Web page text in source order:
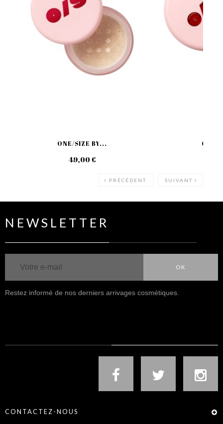
ONE/SIZE BY...
49,00 €
ONE/
PRÉCÉDENT SUIVANT
NEWSLETTER
OK
Restez informé de nos derniers arrivages cosmétiques.
CONTACTEZ-NOUS